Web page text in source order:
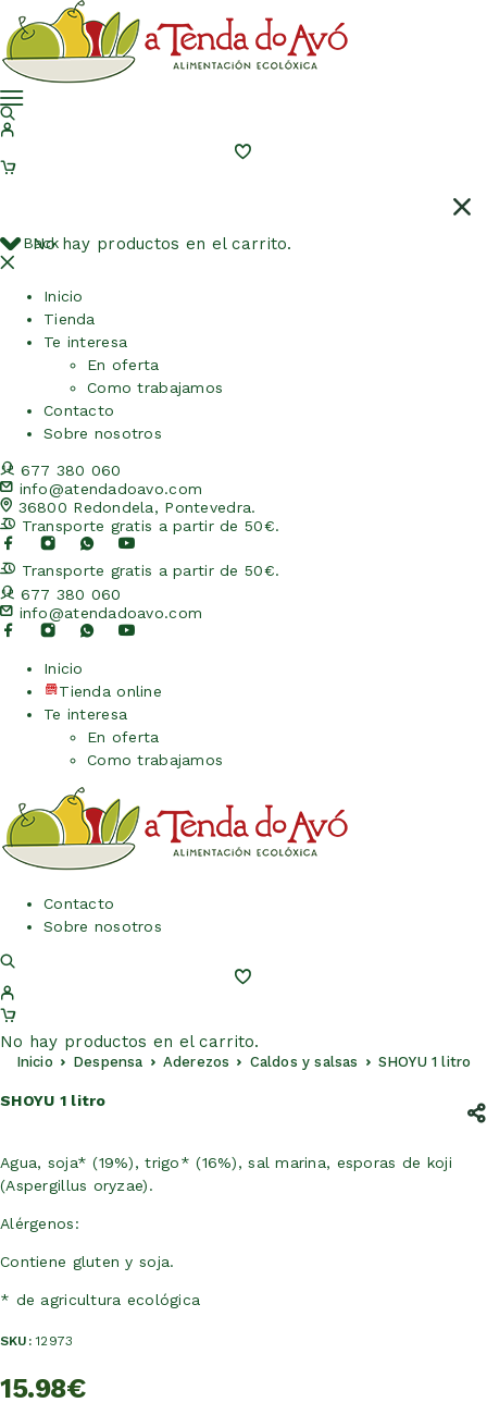
No hay productos en el carrito.
Back
Inicio
Tienda
Te interesa
En oferta
Como trabajamos
Contacto
Sobre nosotros
677 380 060
info@atendadoavo.com
36800 Redondela, Pontevedra.
Transporte gratis a partir de 50€.
Transporte gratis a partir de 50€.
677 380 060
info@atendadoavo.com
Inicio
Tienda online
Te interesa
En oferta
Como trabajamos
Contacto
Sobre nosotros
No hay productos en el carrito.
Inicio Despensa Aderezos Caldos y salsas SHOYU 1 litro
SHOYU 1 litro
Agua, soja* (19%), trigo* (16%), sal marina, esporas de koji
(Aspergillus oryzae).
Alérgenos:
Contiene gluten y soja.
* de agricultura ecológica
SKU:12973
15.98€